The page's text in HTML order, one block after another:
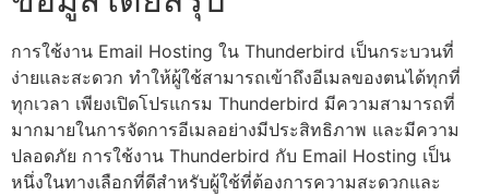
การใช้งาน Email Hosting ใน Thunderbird เป็นกระบวนที่
ง่ายและสะดวก ทำให้ผู้ใช้สามารถเข้าถึงอีเมลของตนได้ทุกที่
ทุกเวลา เพียงเปิดโปรแกรม Thunderbird มีความสามารถที่
มากมายในการจัดการอีเมลอย่างมีประสิทธิภาพ และมีความ
ปลอดภัย การใช้งาน Thunderbird กับ Email Hosting เป็น
หนึ่งในทางเลือกที่ดีสำหรับผู้ใช้ที่ต้องการความสะดวกและ